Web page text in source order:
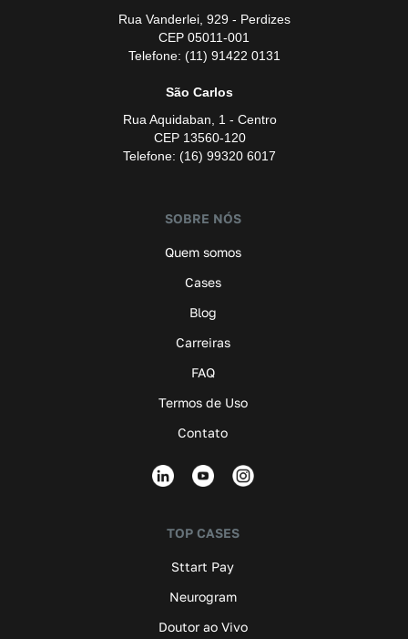
Rua Vanderlei, 929 - Perdizes
CEP 05011-001
Telefone: (11) 91422 0131
São Carlos
Rua Aquidaban, 1 - Centro
CEP 13560-120
Telefone: (16) 99320 6017
SOBRE NÓS
Quem somos
Cases
Blog
Carreiras
FAQ
Termos de Uso
Contato
TOP CASES
Sttart Pay
Neurogram
Doutor ao Vivo